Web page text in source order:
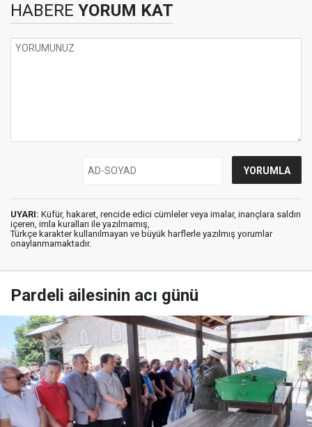
HABERE YORUM KAT
UYARI: Küfür, hakaret, rencide edici cümleler veya imalar, inançlara saldırı
içeren, imla kuralları ile yazılmamış,
Türkçe karakter kullanılmayan ve büyük harflerle yazılmış yorumlar
onaylanmamaktadır.
Pardeli ailesinin acı günü